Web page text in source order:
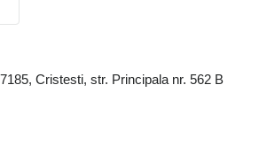
Cristesti, str. Principala nr. 562 B